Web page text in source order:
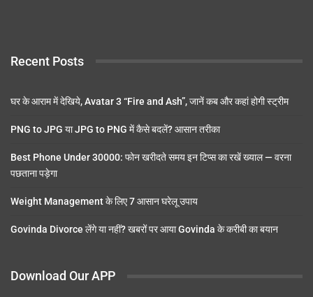
Recent Posts
घर के आराम में देखिये, Avatar 3 “Fire and Ash”, जानें कब और कहां होगी स्ट्रीम
PNG to JPG या JPG to PNG में कैसे बदलें? आसान तरीका
Best Phone Under 30000: फोन खरीदते समय इन टिप्स का रखें ख्याल — वरना
पछताना पड़ेगा
Weight Management के लिए 7 आसान घरेलू उपाय
Govinda Divorce लेंगे या नहीं? खबरों पर आया Govinda के करीबी का बयान
Download Our APP